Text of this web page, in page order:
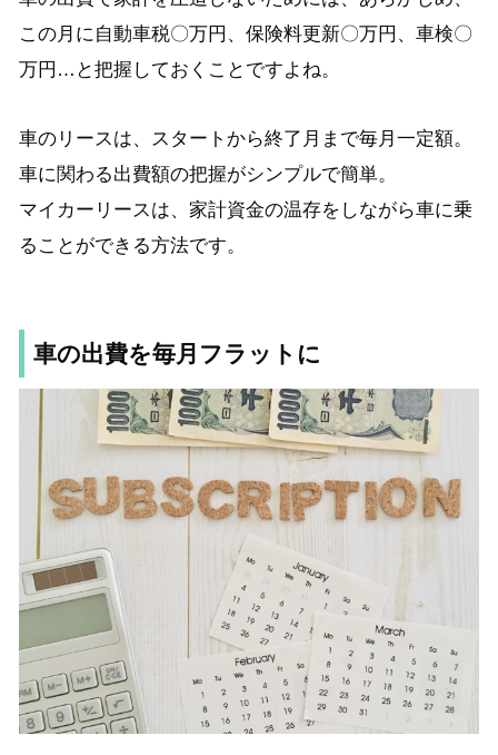
この月に自動車税〇万円、保険料更新〇万円、車検〇
万円…と把握しておくことですよね。
車のリースは、スタートから終了月まで毎月一定額。
車に関わる出費額の把握がシンプルで簡単。
マイカーリースは、家計資金の温存をしながら車に乗
ることができる方法です。
車の出費を毎月フラットに